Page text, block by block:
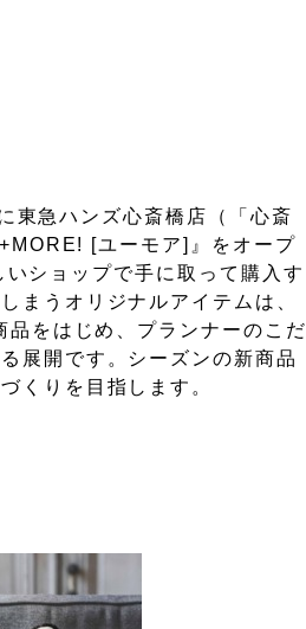
東急ハンズ心斎橋店（「心斎
[ユーモア]』をオープ
ショップで手に取って購入す
まうオリジナルアイテムは、
をはじめ、プランナーのこだ
展開です。シーズンの新商品
くりを目指します。